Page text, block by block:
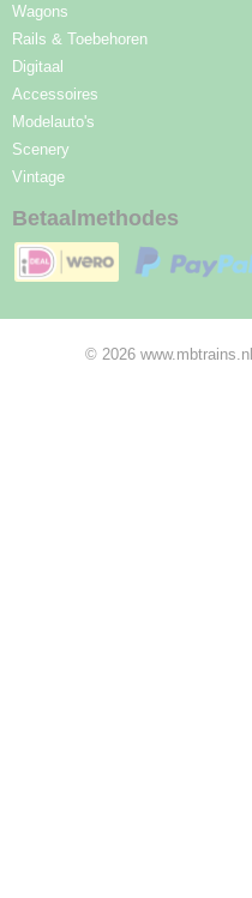
Wagons
Rails & Toebehoren
Digitaal
Accessoires
Modelauto's
Scenery
Vintage
Betaalmethodes
© 2026